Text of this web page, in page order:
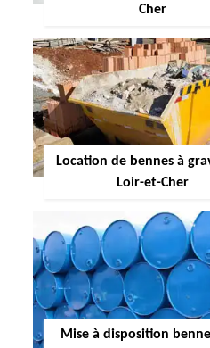
Cher
Location de bennes à
Loir-et-Cher
Mise à disposition